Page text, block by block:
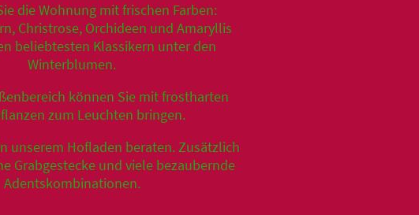
die Wohnung mit frischen Farben:
Christrose, Orchideen und Amaryllis
beliebtesten Klassikern unter den
Winterblumen.
können Sie mit frostharten
zum Leuchten bringen.
unserem Hofladen beraten. Zusätzlich
Grabgestecke und viele bezaubernde
Adentskombinationen.